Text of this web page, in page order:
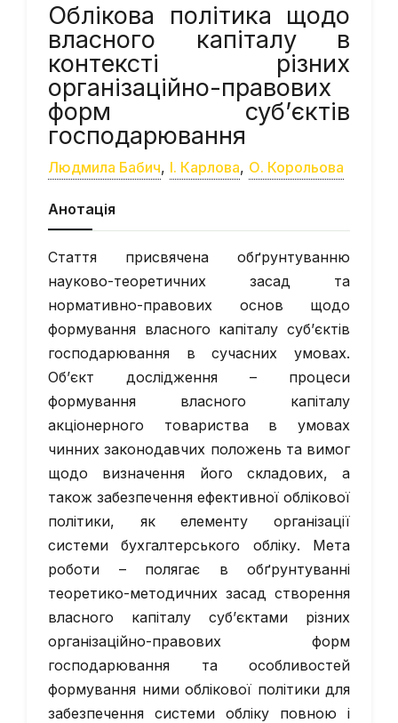
Облікова політика щодо
власного капіталу в
контексті різних
організаційно-правових
форм суб’єктів
господарювання
Людмила Бабич, І. Карлова, О. Корольова
Анотація
Стаття присвячена обґрунтуванню
науково-теоретичних засад та
нормативно-правових основ щодо
формування власного капіталу суб’єктів
господарювання в сучасних умовах.
Об’єкт дослідження – процеси
формування власного капіталу
акціонерного товариства в умовах
чинних законодавчих положень та вимог
щодо визначення його складових, а
також забезпечення ефективної облікової
політики, як елементу організації
системи бухгалтерського обліку. Мета
роботи – полягає в обґрунтуванні
теоретико-методичних засад створення
власного капіталу суб’єктами різних
організаційно-правових форм
господарювання та особливостей
формування ними облікової політики для
забезпечення системи обліку повною і